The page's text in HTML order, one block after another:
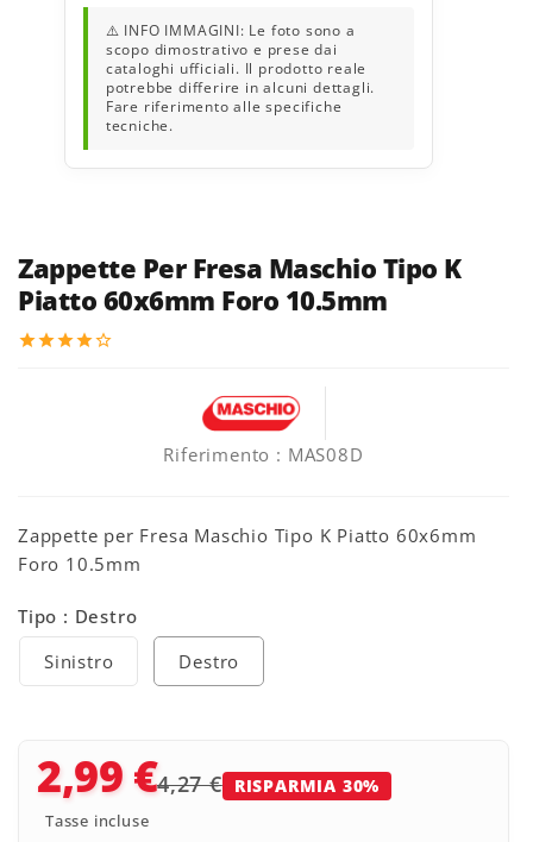
Zappette Per Fresa Maschio Tipo K
Piatto 60x6mm Foro 10.5mm
starstarstarstarstar_border
Riferimento : MAS08D
Zappette per Fresa Maschio Tipo K Piatto 60x6mm
Foro 10.5mm
Tipo : Destro
Sinistro
Destro
2,99 €4,27 € RISPARMIA 30%
Tasse incluse